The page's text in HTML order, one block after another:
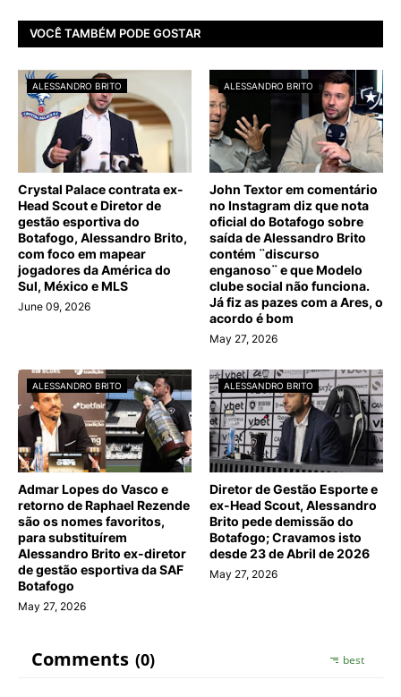
VOCÊ TAMBÉM PODE GOSTAR
ALESSANDRO BRITO
Crystal Palace contrata ex-
Head Scout e Diretor de
gestão esportiva do
Botafogo, Alessandro Brito,
com foco em mapear
jogadores da América do
Sul, México e MLS
June 09, 2026
ALESSANDRO BRITO
John Textor em comentário
no Instagram diz que nota
oficial do Botafogo sobre
saída de Alessandro Brito
contém ¨discurso
enganoso¨ e que Modelo
clube social não funciona.
Já fiz as pazes com a Ares, o
acordo é bom
May 27, 2026
ALESSANDRO BRITO
Admar Lopes do Vasco e
retorno de Raphael Rezende
são os nomes favoritos,
para substituírem
Alessandro Brito ex-diretor
de gestão esportiva da SAF
Botafogo
May 27, 2026
ALESSANDRO BRITO
Diretor de Gestão Esporte e
ex-Head Scout, Alessandro
Brito pede demissão do
Botafogo; Cravamos isto
desde 23 de Abril de 2026
May 27, 2026